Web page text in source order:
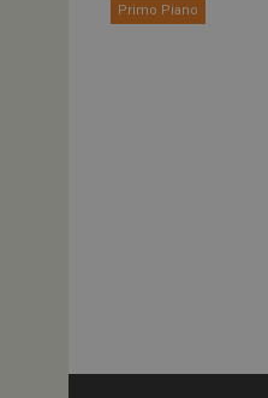
Primo Piano